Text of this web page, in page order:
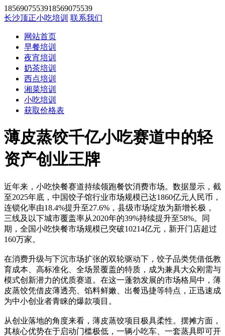
1856907553918569075539
长沙顶正小吃培训 联系我们
网站首页
早餐培训
夜宵培训
奶茶培训
西点培训
湘菜培训
小吃培训
获取价格表
薄皮蒸饺千亿小吃赛道中的轻
资产创业王牌
近年来，小吃快餐赛道持续领跑餐饮消费市场。数据显示，截
至2025年底，中国饺子馆行业市场规模已达1860亿元人民币，
连锁化率由18.4%提升至27.6%，县级市场绽放为新增长极，
三线及以下城市覆盖率从2020年的39%持续提升至58%。同
期，全国小吃快餐市场规模已突破10214亿元，新开门店超过
160万家。
在消费升级与下沉市场扩张的双轮驱动下，饺子品类凭借低教
育成本、高标准化、全场景覆盖的特质，成为兼具大众刚需与
模式创新潜力的优质赛道。在这一蓬勃发展的市场格局中，薄
皮蒸饺凭借皮薄透亮、馅料鲜嫩、出餐迅捷等特点，正迅速成
为中小创业者青睐的爆款项目。
从创业落地的角度来看，薄皮蒸饺项目极具柔性。摆摊方面，
其核心优势在于启动门槛极低，一辆小吃车、一套蒸具即可开